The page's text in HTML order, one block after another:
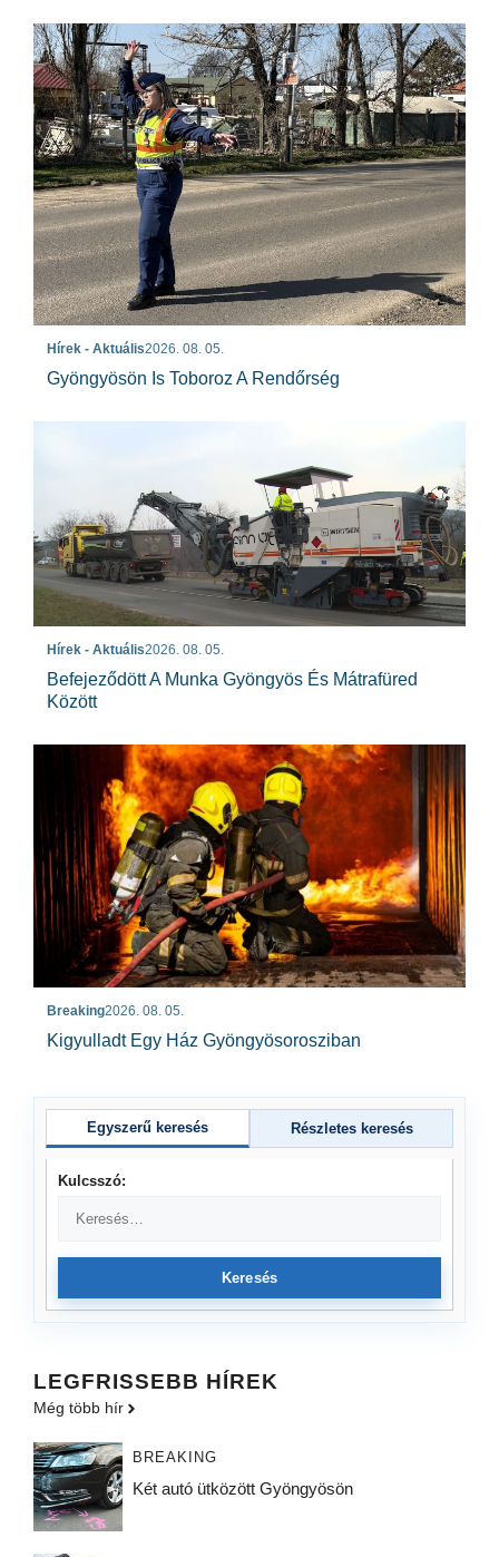
Hírek - Aktuális2026. 08. 05.
Gyöngyösön Is Toboroz A Rendőrség
Hírek - Aktuális2026. 08. 05.
Befejeződött A Munka Gyöngyös És Mátrafüred
Között
Breaking2026. 08. 05.
Kigyulladt Egy Ház Gyöngyösorosziban
Egyszerű keresés Részletes keresés
Kulcsszó:
Keresés
LEGFRISSEBB HÍREK
Még több hír
BREAKING
Két autó ütközött Gyöngyösön